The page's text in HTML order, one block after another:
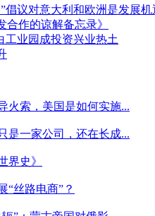
倡议对意大利和欧洲是发展机
作的谅解备忘录》
工业园成投资兴业热土
火索，美国是如何实施...
是一家公司，还在长成...
界史》
“丝路电商”？